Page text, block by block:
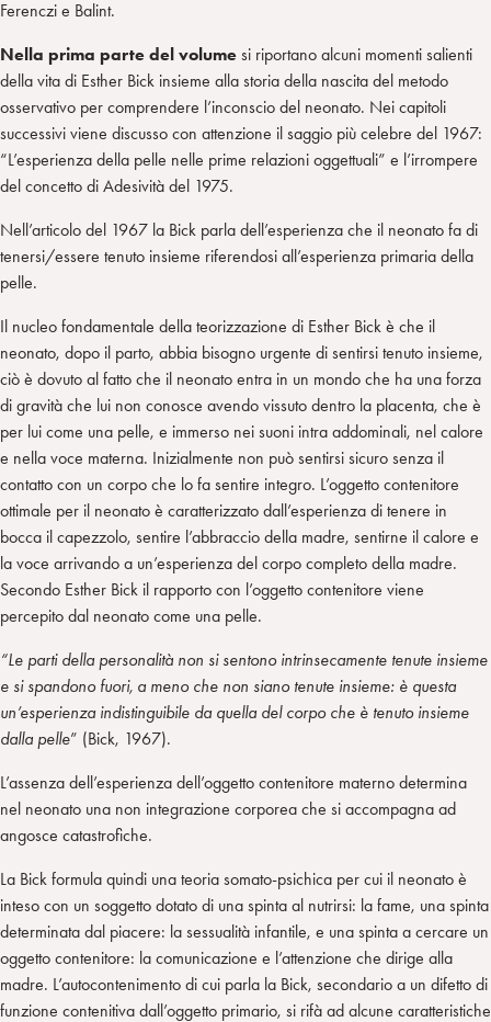
Ferenczi e Balint.
Nella prima parte del volume si riportano alcuni momenti salienti
della vita di Esther Bick insieme alla storia della nascita del metodo
osservativo per comprendere l’inconscio del neonato. Nei capitoli
successivi viene discusso con attenzione il saggio più celebre del 1967:
“L’esperienza della pelle nelle prime relazioni oggettuali” e l’irrompere
del concetto di Adesività del 1975.
Nell’articolo del 1967 la Bick parla dell’esperienza che il neonato fa di
tenersi/essere tenuto insieme riferendosi all’esperienza primaria della
pelle.
Il nucleo fondamentale della teorizzazione di Esther Bick è che il
neonato, dopo il parto, abbia bisogno urgente di sentirsi tenuto insieme,
ciò è dovuto al fatto che il neonato entra in un mondo che ha una forza
di gravità che lui non conosce avendo vissuto dentro la placenta, che è
per lui come una pelle, e immerso nei suoni intra addominali, nel calore
e nella voce materna. Inizialmente non può sentirsi sicuro senza il
contatto con un corpo che lo fa sentire integro. L’oggetto contenitore
ottimale per il neonato è caratterizzato dall’esperienza di tenere in
bocca il capezzolo, sentire l’abbraccio della madre, sentirne il calore e
la voce arrivando a un’esperienza del corpo completo della madre.
Secondo Esther Bick il rapporto con l’oggetto contenitore viene
percepito dal neonato come una pelle.
“Le parti della personalità non si sentono intrinsecamente tenute insieme
e si spandono fuori, a meno che non siano tenute insieme: è questa
un’esperienza indistinguibile da quella del corpo che è tenuto insieme
dalla pelle” (Bick, 1967).
L’assenza dell’esperienza dell’oggetto contenitore materno determina
nel neonato una non integrazione corporea che si accompagna ad
angosce catastrofiche.
La Bick formula quindi una teoria somato-psichica per cui il neonato è
inteso con un soggetto dotato di una spinta al nutrirsi: la fame, una spinta
determinata dal piacere: la sessualità infantile, e una spinta a cercare un
oggetto contenitore: la comunicazione e l’attenzione che dirige alla
madre. L’autocontenimento di cui parla la Bick, secondario a un difetto di
funzione contenitiva dall’oggetto primario, si rifà ad alcune caratteristiche